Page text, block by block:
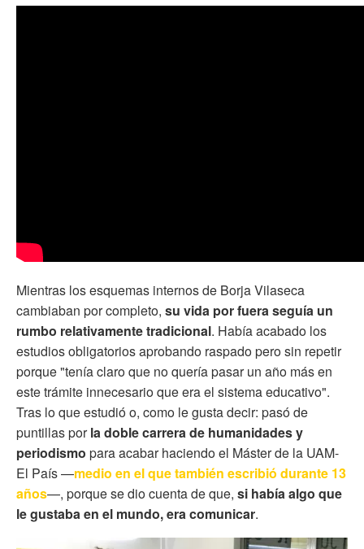
Mientras los esquemas internos de Borja Vilaseca
cambiaban por completo, su vida por fuera seguía un
rumbo relativamente tradicional. Había acabado los
estudios obligatorios aprobando raspado pero sin repetir
porque "tenía claro que no quería pasar un año más en
este trámite innecesario que era el sistema educativo".
Tras lo que estudió o, como le gusta decir: pasó de
puntillas porla doble carrera de humanidades y
periodismo para acabar haciendo el Máster de la UAM-
El País —medio en el que también escribió durante 13
años—, porque se dio cuenta de que, si había algo que
le gustaba en el mundo, era comunicar.